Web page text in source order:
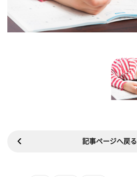
記事ページへ戻る